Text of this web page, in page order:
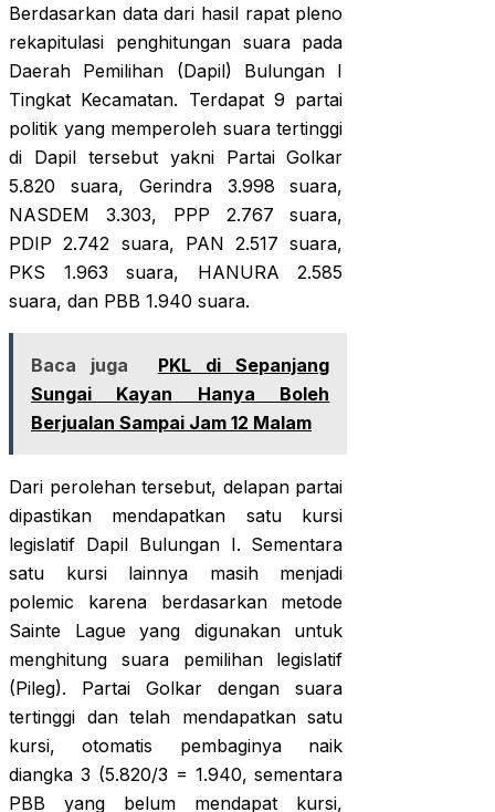
Berdasarkan data dari hasil rapat pleno
rekapitulasi penghitungan suara pada
Daerah Pemilihan (Dapil) Bulungan I
Tingkat Kecamatan. Terdapat 9 partai
politik yang memperoleh suara tertinggi
di Dapil tersebut yakni Partai Golkar
5.820 suara, Gerindra 3.998 suara,
NASDEM 3.303, PPP 2.767 suara,
PDIP 2.742 suara, PAN 2.517 suara,
PKS 1.963 suara, HANURA 2.585
suara, dan PBB 1.940 suara.
Baca juga
PKL di Sepanjang
Sungai Kayan Hanya Boleh
Berjualan Sampai Jam 12 Malam
Dari perolehan tersebut, delapan partai
dipastikan mendapatkan satu kursi
legislatif Dapil Bulungan I. Sementara
satu kursi lainnya masih menjadi
polemic karena berdasarkan metode
Sainte Lague yang digunakan untuk
menghitung suara pemilihan legislatif
(Pileg). Partai Golkar dengan suara
tertinggi dan telah mendapatkan satu
kursi, otomatis pembaginya naik
diangka 3 (5.820/3 = 1.940, sementara
PBB yang belum mendapat kursi,